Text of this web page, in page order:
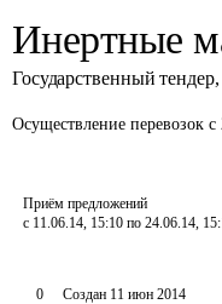
Инертные
Государственный тендер,
Осуществление перевозок с
Приём предложений
с 11.06.14, 15:10 по 24.06.14,
0 Создан 11 июн 2014